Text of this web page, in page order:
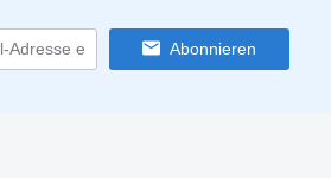
Abonnieren